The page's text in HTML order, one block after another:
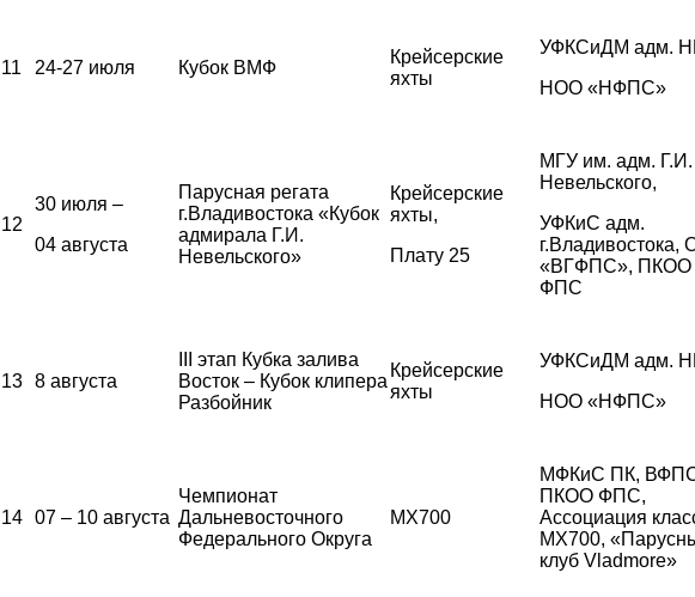
11 24-27 июля Кубок ВМФ
Крейсерские
яхты
УФКСиДМ адм.
НОО «НФПС»
12
30 июля –
04 августа
Парусная регата
г.Владивостока «Кубок
адмирала Г.И.
Невельского»
Крейсерские
яхты,
Плату 25
МГУ им. адм. Г.И.
Невельского,
УФКиС адм.
г.Владивостока,
«ВГФПС», ПКОО
ФПС
13 8 августа
III этап Кубка залива
Восток – Кубок клипера
Разбойник
Крейсерские
яхты
УФКСиДМ адм.
НОО «НФПС»
14 07 – 10 августа
Чемпионат
Дальневосточного
Федерального Округа
MX700
МФКиС ПК,
ПКОО ФПС,
Ассоциация
MX700,
клуб Vladmore»